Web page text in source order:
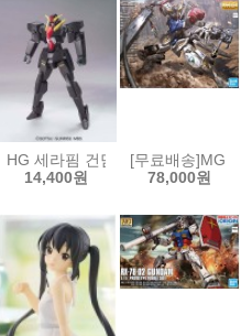
피규어 하타케 카카시
+ GN 소드3 [4573102573834]
HG 세라핌 건담[4573102592354]
14,400원
[무료배송]MG
78,000원